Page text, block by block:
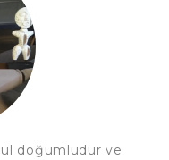
doğumludur ve